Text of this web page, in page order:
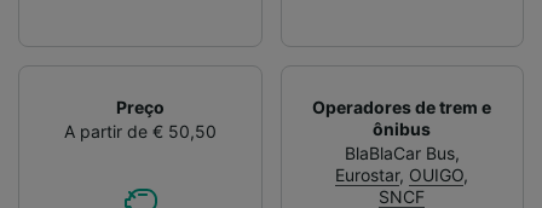
Preço
A partir de € 50,50
Operadores de trem e
ônibus
BlaBlaCar Bus,
Eurostar, OUIGO,
SNCF